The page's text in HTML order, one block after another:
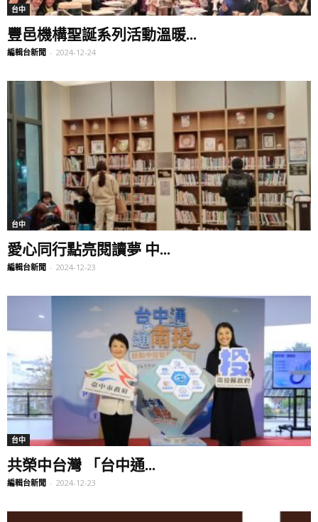
台中
豐邑機構聖誕系列活動溫暖...
編輯台新聞 - 2024-12-24
台中
愛心同行點亮閱讀夢 中...
編輯台新聞 - 2024-12-23
台中
共榮中台灣 「台中通...
編輯台新聞 - 2024-12-23